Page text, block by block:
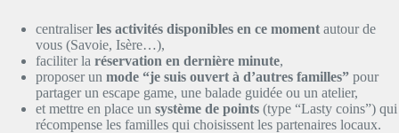
centraliserles activités disponibles en ce moment autour de
vous (Savoie, Isère…),
faciliter la réservation en dernière minute,
proposer un mode “je suis ouvert à d’autres familles” pour
partager un escape game, une balade guidée ou un atelier,
et mettre en place un système de points (type “Lasty coins”) qui
récompense les familles qui choisissent les partenaires locaux.